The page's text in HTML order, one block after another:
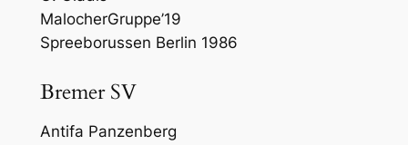
MalocherGruppe’19
Spreeborussen Berlin 1986
Bremer SV
Antifa Panzenberg